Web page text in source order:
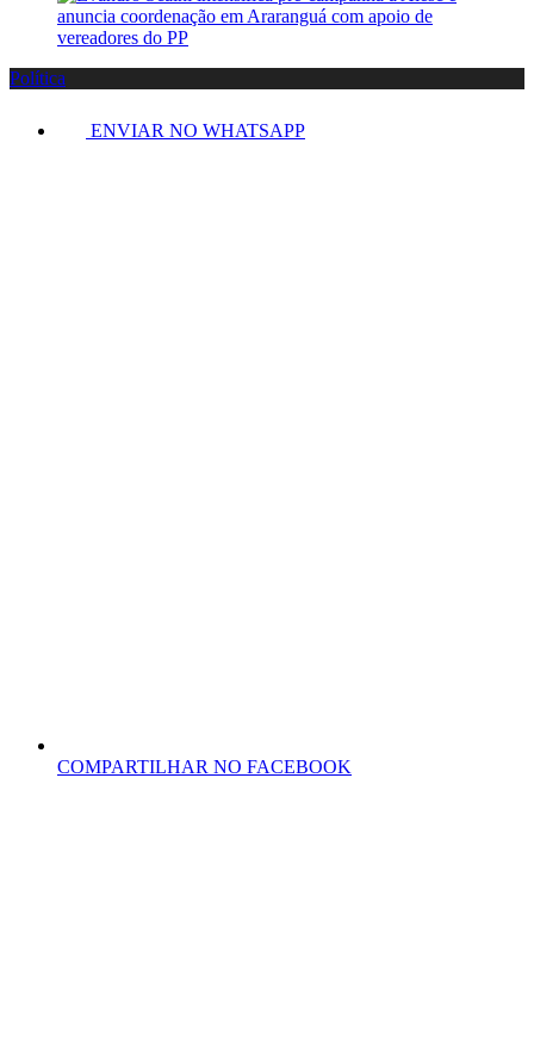
Política
ENVIAR NO WHATSAPP
COMPARTILHAR NO FACEBOOK